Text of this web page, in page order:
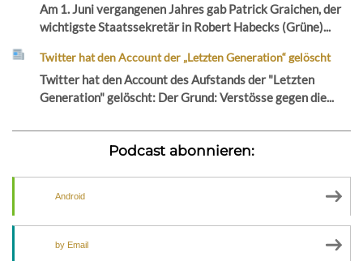
Am 1. Juni vergangenen Jahres gab Patrick Graichen, der
wichtigste Staatssekretär in Robert Habecks (Grüne)...
Twitter hat den Account der „Letzten Generation“ gelöscht
Twitter hat den Account des Aufstands der "Letzten
Generation" gelöscht: Der Grund: Verstösse gegen die...
Podcast abonnieren:
Android
by Email